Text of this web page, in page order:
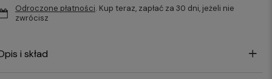
Odroczone płatności. Kup teraz, zapłać za 30 dni, jeżeli nie
zwrócisz
i skład